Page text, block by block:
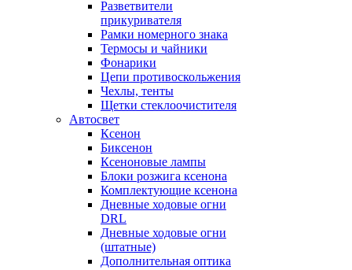
Разветвители
прикуривателя
Рамки номерного знака
Термосы и чайники
Фонарики
Цепи противоскольжения
Чехлы, тенты
Щетки стеклоочистителя
Автосвет
Ксенон
Биксенон
Ксеноновые лампы
Блоки розжига ксенона
Комплектующие ксенона
Дневные ходовые огни
DRL
Дневные ходовые огни
(штатные)
Дополнительная оптика